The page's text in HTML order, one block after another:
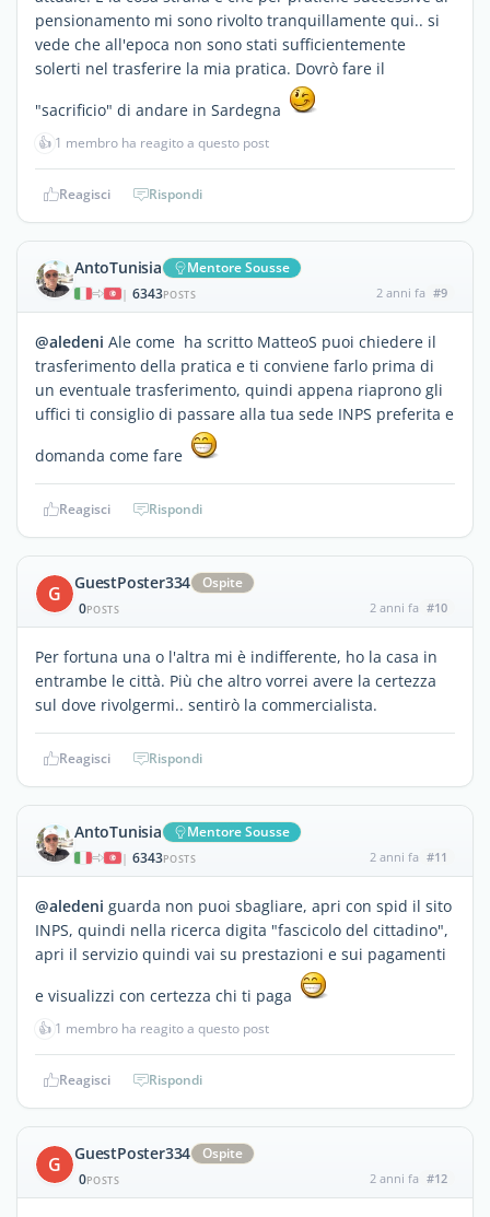
pensionamento mi sono rivolto tranquillamente qui.. si
vede che all'epoca non sono stati sufficientemente
solerti nel trasferire la mia pratica. Dovrò fare il
"sacrificio" di andare in Sardegna
👍 1 membro ha reagito a questo post
Reagisci Rispondi
AntoTunisia Mentore Sousse
| 6343POSTS 2 anni fa #9
@aledeni Ale come ha scritto MatteoS puoi chiedere il
trasferimento della pratica e ti conviene farlo prima di
un eventuale trasferimento, quindi appena riaprono gli
uffici ti consiglio di passare alla tua sede INPS preferita e
domanda come fare
Reagisci Rispondi
G GuestPoster334
Ospite
0POSTS 2 anni fa #10
Per fortuna una o l'altra mi è indifferente, ho la casa in
entrambe le città. Più che altro vorrei avere la certezza
sul dove rivolgermi.. sentirò la commercialista.
Reagisci Rispondi
AntoTunisia Mentore Sousse
| 6343POSTS 2 anni fa #11
@aledeni guarda non puoi sbagliare, apri con spid il sito
INPS, quindi nella ricerca digita "fascicolo del cittadino",
apri il servizio quindi vai su prestazioni e sui pagamenti
e visualizzi con certezza chi ti paga
👍 1 membro ha reagito a questo post
Reagisci Rispondi
G GuestPoster334
Ospite
0POSTS 2 anni fa #12